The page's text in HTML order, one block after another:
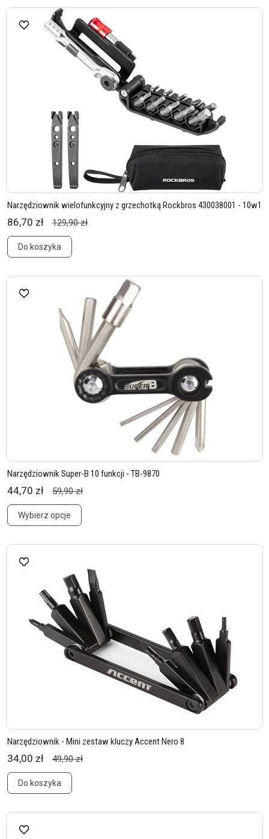
Narzędziownik wielofunkcyjny z grzechotką Rockbros 430038001 - 10w1
86,70 zł 129,90 zł
Do koszyka
Narzędziownik Super-B 10 funkcji - TB-9870
44,70 zł 59,90 zł
Wybierz opcje
Narzędziownik - Mini zestaw kluczy Accent Nero 8
34,00 zł 49,90 zł
Do koszyka